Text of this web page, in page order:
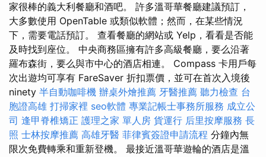
家很棒的義大利餐廳和酒吧。 許多溫哥華餐廳建議預訂，
大多數使用 OpenTable 或類似軟體；然而，在某些情況
下，需要電話預訂。 查看餐廳的網站或 Yelp，看看是否能
及時找到座位。 中央商務區擁有許多高級餐廳，要么沿著
羅布森街，要么與市中心的酒店相連。 Compass 卡用戶每
次出遊均可享有 FareSaver 折扣票價，並可在首次入境後
ninety 半自動咖啡機 辦桌外燴推薦 牙醫推薦 聽力檢查 台
胞證高雄 打掃家裡 seo軟體 專業記帳士事務所服務 成立公
司 逢甲脊椎矯正 護理之家 單人房 貨運行 后里按摩服務 長
照 士林按摩推薦 高雄牙醫 菲律賓簽證申請流程 分鐘內無
限次免費轉乘和重新登機。 最接近溫哥華遊輪的酒店是溫